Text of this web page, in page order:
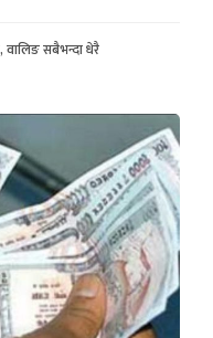
सबैभन्दा धेरै